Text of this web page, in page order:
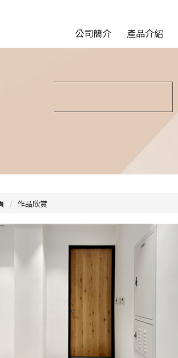
公司簡介 產品介紹
作品欣賞